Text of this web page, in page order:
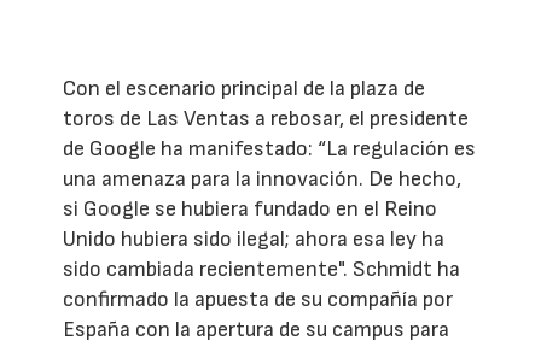
Con el escenario principal de la plaza de
toros de Las Ventas a rebosar, el presidente
de Google ha manifestado: “La regulación es
una amenaza para la innovación. De hecho,
si Google se hubiera fundado en el Reino
Unido hubiera sido ilegal; ahora esa ley ha
sido cambiada recientemente". Schmidt ha
confirmado la apuesta de su compañía por
España con la apertura de su campus para